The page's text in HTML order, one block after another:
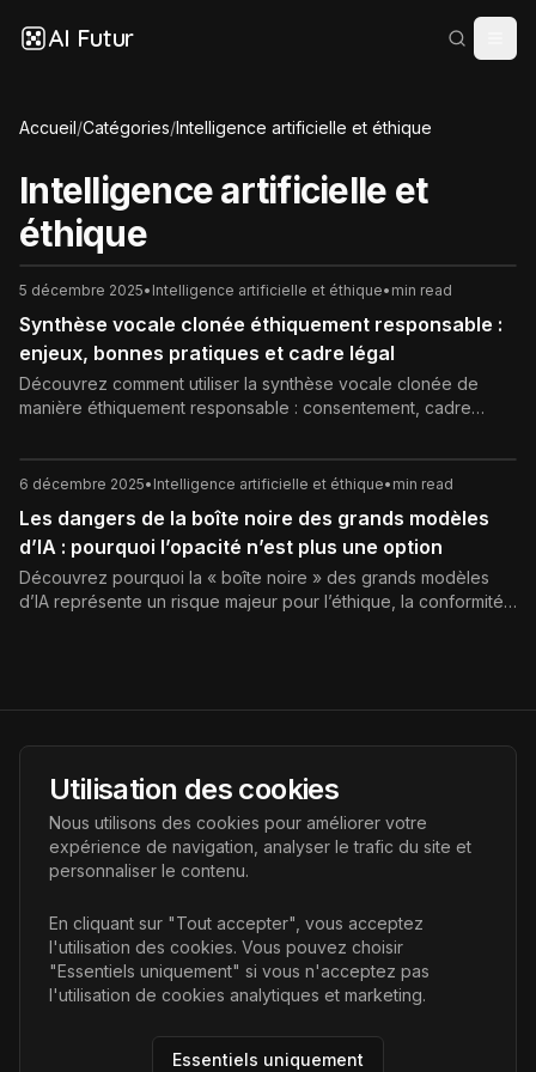
AI Futur
Accueil/Catégories/Intelligence artificielle et éthique
Intelligence artificielle et
éthique
5 décembre 2025• Intelligence artificielle et éthique• min read
Synthèse vocale clonée éthiquement responsable :
enjeux, bonnes pratiques et cadre légal
Découvrez comment utiliser la synthèse vocale clonée de
manière éthiquement responsable : consentement, cadre
prévention des dérives pour protéger l’identité vocale et la
confiance des utilisateurs.
6 décembre 2025• Intelligence artificielle et éthique• min read
Les dangers de la boîte noire des grands modèles
d’IA : pourquoi l’opacité n’est plus une option
Découvrez pourquoi la « boîte noire » des grands modèles
d’IA représente un risque majeur pour l’éthique, la conformité,
AI Futur
Portail de l'avenir de l'intelligence artificielle, vous aidant à
découvrir les dernières technologies IA.
Liens
Accueil
Articles
Utilisation des cookies
Nous utilisons des cookies pour améliorer votre
expérience de navigation, analyser le trafic du site et
personnaliser le contenu.
En cliquant sur "Tout accepter", vous acceptez
l'utilisation des cookies. Vous pouvez choisir
"Essentiels uniquement" si vous n'acceptez pas
l'utilisation de cookies analytiques et marketing.
Essentiels uniquement